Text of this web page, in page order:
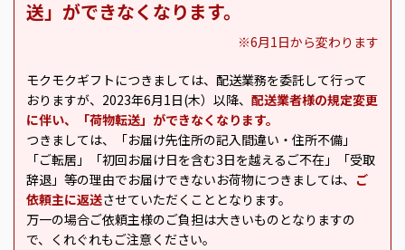
送」ができなくなります。
※6月1日から変わります
モクモクギフトにつきましては、配送業務を委託して行って
おりますが、2023年6月1日(木）以降、 配送業者様の規定変更
に伴い、「荷物転送」ができなくなります。
つきましては、「お届け先住所の記入間違い・住所不備」
「ご転居」「初回お届け日を含む3日を越えるご不在」「受取
辞退」等の理由でお届けできないお荷物につきましては、 ご
依頼主に返送させていただくこととなります。
万一の場合ご依頼主様のご負担は大きいものとなりますの
で、くれぐれもご注意ください。